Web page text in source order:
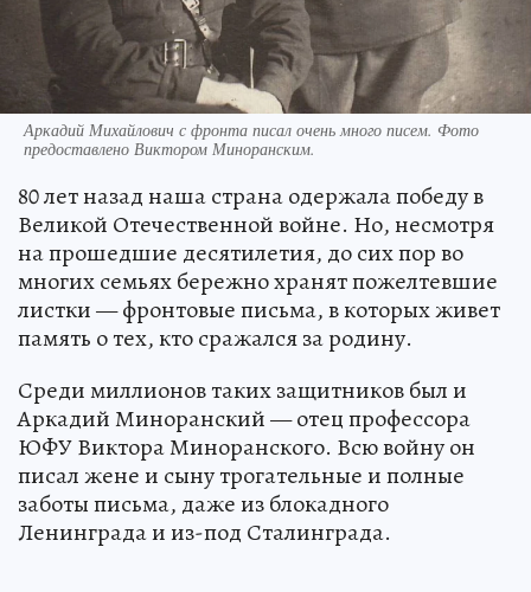
Аркадий Михайлович с фронта писал очень много писем. Фото
предоставлено Виктором Миноранским.
80 лет назад наша страна одержала победу в
Великой Отечественной войне. Но, несмотря
на прошедшие десятилетия, до сих пор во
многих семьях бережно хранят пожелтевшие
листки — фронтовые письма, в которых живет
память о тех, кто сражался за родину.
Среди миллионов таких защитников был и
Аркадий Миноранский — отец профессора
ЮФУ Виктора Миноранского. Всю войну он
писал жене и сыну трогательные и полные
заботы письма, даже из блокадного
Ленинграда и из-под Сталинграда.